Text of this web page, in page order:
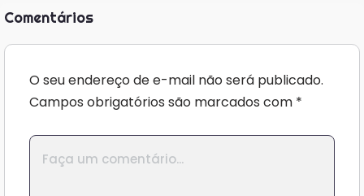
Comentários
O seu endereço de e-mail não será publicado.
Campos obrigatórios são marcados com *